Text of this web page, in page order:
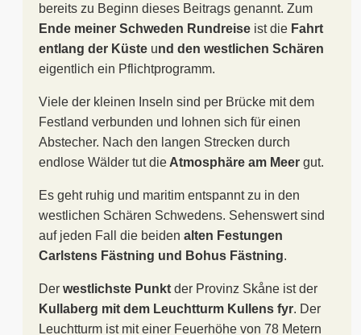
bereits zu Beginn dieses Beitrags genannt. Zum
Ende meiner Schweden Rundreise ist die Fahrt
entlang der Küste und den westlichen Schären
eigentlich ein Pflichtprogramm.
Viele der kleinen Inseln sind per Brücke mit dem
Festland verbunden und lohnen sich für einen
Abstecher. Nach den langen Strecken durch
endlose Wälder tut die Atmosphäre am Meer gut.
Es geht ruhig und maritim entspannt zu in den
westlichen Schären Schwedens. Sehenswert sind
auf jeden Fall die beiden alten Festungen
Carlstens Fästning und Bohus Fästning.
Der westlichste Punkt der Provinz Skåne ist der
Kullaberg mit dem Leuchtturm Kullens fyr. Der
Leuchtturm ist mit einer Feuerhöhe von 78 Metern